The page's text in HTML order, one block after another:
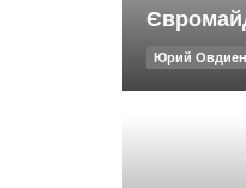
Юрий